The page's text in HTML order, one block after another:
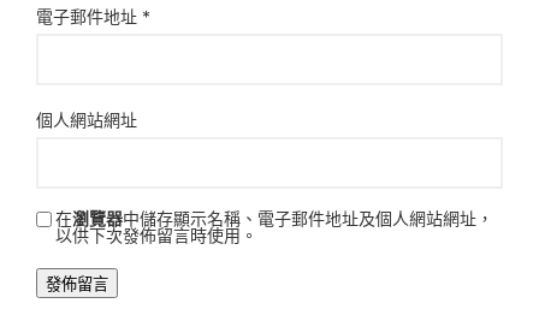
電子郵件地址 *
個人網站網址
在瀏覽器中儲存顯示名稱、電子郵件地址及個人網站網址，
以供下次發佈留言時使用。